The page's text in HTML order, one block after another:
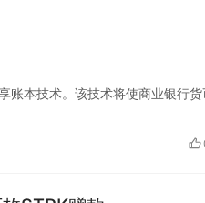
账本技术。该技术将使商业银行货